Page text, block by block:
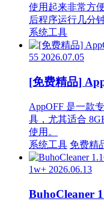
使用起来非常方
后程序运行几分
系统工具
55 2026.07.05
[免费精品]
AppOFF 是一款
具，尤其适合
使用。
系统工具 免费精
1w+ 2026.06.13
BuhoCleaner